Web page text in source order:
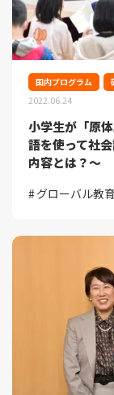
国内プログラム
2022.06.24
小学生が「原
語を使って社
内容とは？～
グローバル教育